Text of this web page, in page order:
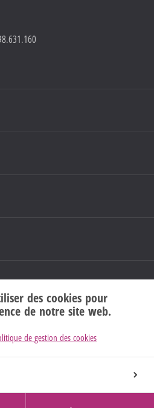
des cookies pour
de notre site web.
de gestion des cookies